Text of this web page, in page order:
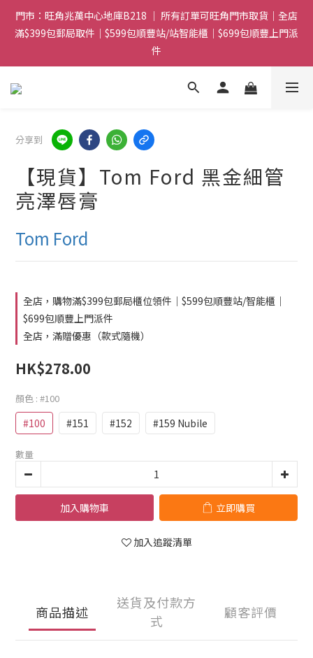
門市：旺角兆萬中心地庫B218 ｜ 所有訂單可旺角門市取貨｜全店
滿$399包郵局取件｜$599包順豐站/站智能櫃｜$699包順豐上門派
件
門市：旺角兆萬中心地庫B218 ｜ 所有訂單可旺角門市取貨｜全店
滿$399包郵局取件｜$599包順豐站/站智能櫃｜$699包順豐上門派
件
滿贈優惠🎁 滿$788送Gucci香水Sample｜ 滿$1088送Clarins 煥
門市：旺角兆萬中心地庫B218 ｜ 所有訂單可旺角門市取貨｜全店
滿$399包郵局取件｜$599包順豐站/站智能櫃｜$699包順豐上門派
件
分享到
【現貨】Tom Ford 黑金細管
亮澤唇膏
Tom Ford
全店，購物滿$399包郵局櫃位領件｜$599包順豐站/智能櫃｜
$699包順豐上門派件
全店，滿贈優惠（款式隨機）
HK$278.00
顏色 : #100
#100 #151 #152 #159 Nubile
數量
加入購物車 立即購買
加入追蹤清單
商品描述
送貨及付款方
式
顧客評價